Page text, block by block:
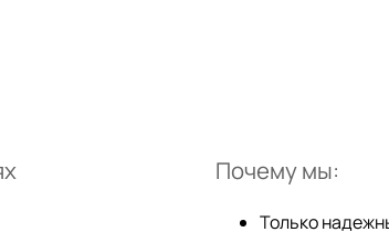
Почему мы:
Только